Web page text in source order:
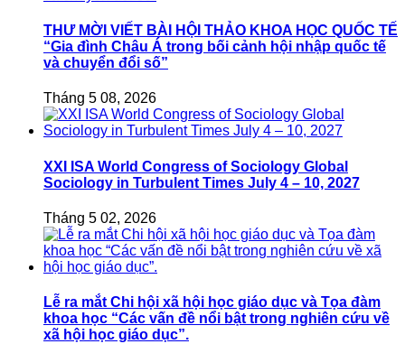
THƯ MỜI VIẾT BÀI HỘI THẢO KHOA HỌC QUỐC TẾ
“Gia đình Châu Á trong bối cảnh hội nhập quốc tế
và chuyển đổi số”
Tháng 5 08, 2026
XXI ISA World Congress of Sociology Global
Sociology in Turbulent Times July 4 – 10, 2027
Tháng 5 02, 2026
Lễ ra mắt Chi hội xã hội học giáo dục và Tọa đàm
khoa học “Các vấn đề nổi bật trong nghiên cứu về
xã hội học giáo dục”.